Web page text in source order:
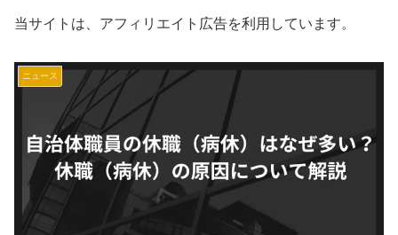
当サイトは、アフィリエイト広告を利用しています。
ニュース